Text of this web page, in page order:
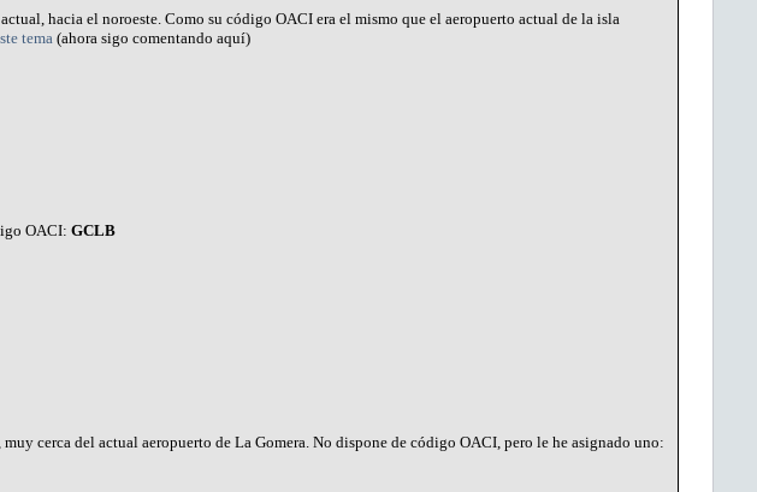
hacia el noroeste. Como su código OACI era el mismo que el aeropuerto actual de la isla
tema (ahora sigo comentando aquí)
OACI: GCLB
cerca del actual aeropuerto de La Gomera. No dispone de código OACI, pero le he asignado uno: